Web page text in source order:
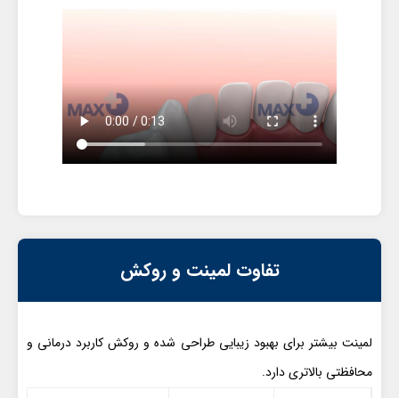
تفاوت لمینت و روکش
لمینت بیشتر برای بهبود زیبایی طراحی شده و روکش کاربرد درمانی و
محافظتی بالاتری دارد.